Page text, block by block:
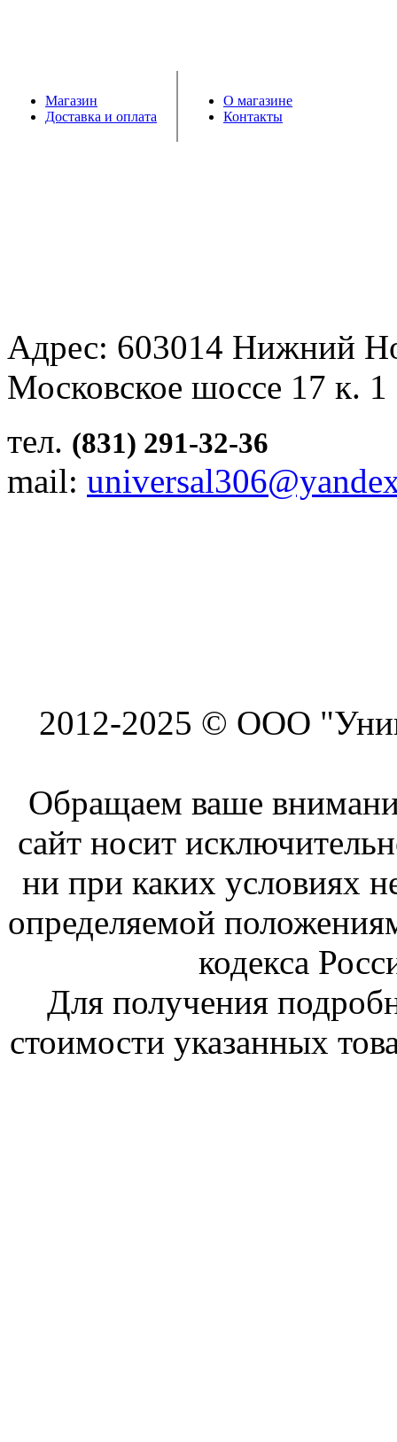
Магазин
Доставка и оплата
О магазине
Контакты
Адрес: 603014 Нижний
Московское шоссе 17 к.
тел. (831) 291-32-36
mail:
2012-2025 © ООО
Обращаем ваше
сайт носит
ни при каких условиях
определяемой
кодекса
Для получения
стоимости указанных